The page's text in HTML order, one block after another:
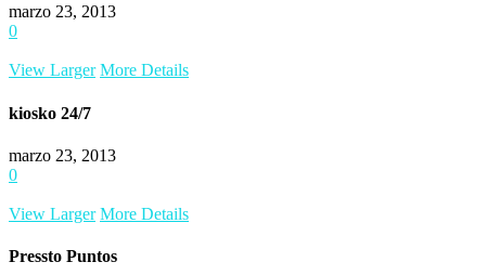
marzo 23, 2013
0
View Larger More Details
kiosko 24/7
marzo 23, 2013
0
View Larger More Details
Pressto Puntos